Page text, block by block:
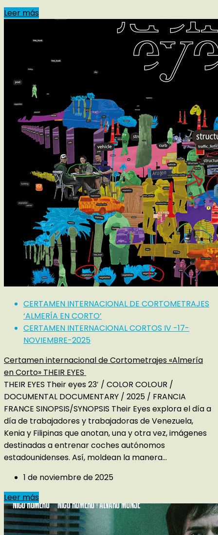
Leer más
CERTAMEN INTERNACIONAL DE CORTOMETRAJES
‘ALMERÍA EN CORTO’
CERTAMEN INTERNACIONAL CORTOS IV -17-
NOVIEMBRE-2025
Certamen internacional de Cortometrajes «Almería
en Corto» THEIR EYES
THEIR EYES Their eyes 23′ / COLOR COLOUR /
DOCUMENTAL DOCUMENTARY / 2025 / FRANCIA
FRANCE SINOPSIS/SYNOPSIS Their Eyes explora el día a
día de trabajadores y trabajadoras de Venezuela,
Kenia y Filipinas que anotan, una y otra vez, imágenes
destinadas a entrenar coches autónomos
estadounidenses. Así, moldean la manera...
1 de noviembre de 2025
Leer más